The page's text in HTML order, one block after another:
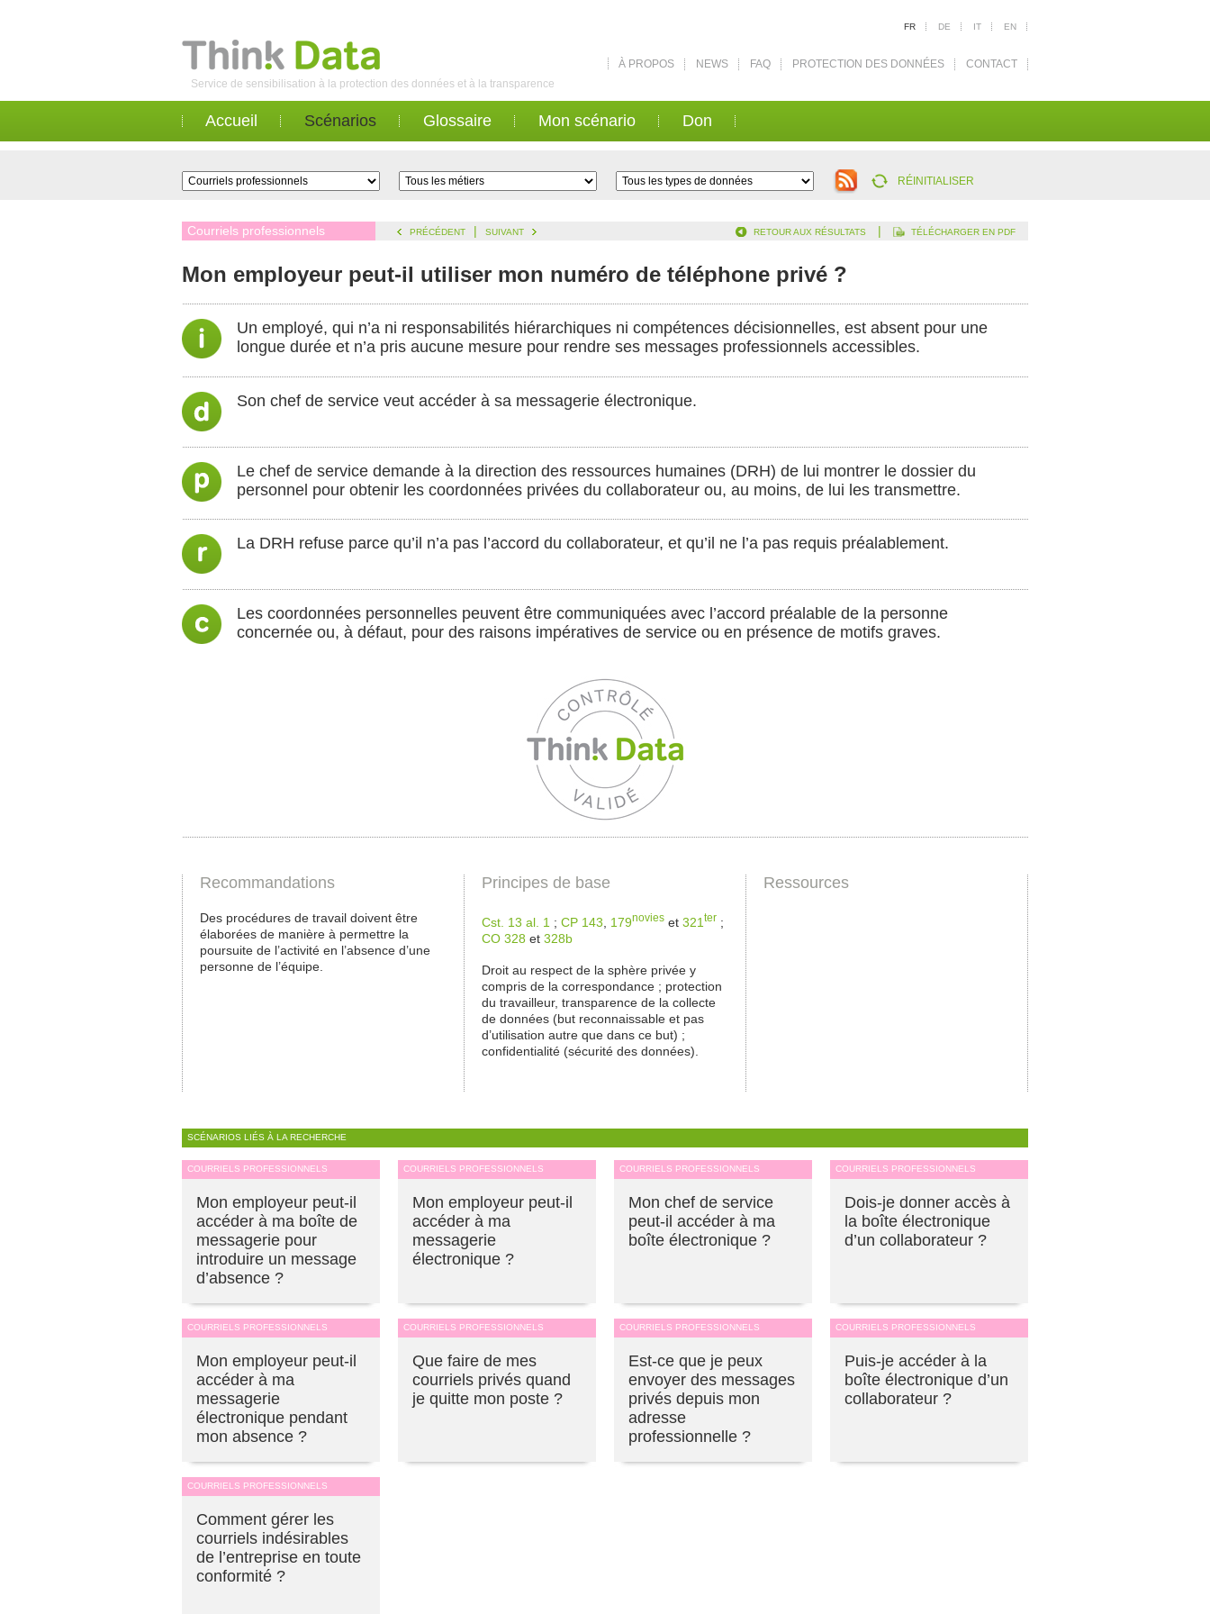
Service de sensibilisation à la protection des données et à la transparence
FR DE IT EN
À PROPOS NEWS FAQ PROTECTION DES DONNÉES CONTACT
Accueil Scénarios Glossaire Mon scénario Don
RÉINITIALISER
Courriels professionnels PRÉCÉDENT | SUIVANT RETOUR AUX RÉSULTATS | TÉLÉCHARGER EN PDF
Mon employeur peut-il utiliser mon numéro de téléphone privé ?
Un employé, qui n’a ni responsabilités hiérarchiques ni compétences décisionnelles, est absent pour une
longue durée et n’a pris aucune mesure pour rendre ses messages professionnels accessibles.
Son chef de service veut accéder à sa messagerie électronique.
Le chef de service demande à la direction des ressources humaines (DRH) de lui montrer le dossier du
personnel pour obtenir les coordonnées privées du collaborateur ou, au moins, de lui les transmettre.
La DRH refuse parce qu’il n’a pas l’accord du collaborateur, et qu’il ne l’a pas requis préalablement.
Les coordonnées personnelles peuvent être communiquées avec l’accord préalable de la personne
concernée ou, à défaut, pour des raisons impératives de service ou en présence de motifs graves.
Recommandations
Des procédures de travail doivent être
élaborées de manière à permettre la
poursuite de l’activité en l’absence d’une
personne de l’équipe.
Principes de base
Cst. 13 al. 1 ; CP 143 179novies et 321 ter ;
CO 328 et 328b
Droit au respect de la sphère privée y
compris de la correspondance ; protection
du travailleur, transparence de la collecte
de données (but reconnaissable et pas
d’utilisation autre que dans ce but) ;
confidentialité (sécurité des données).
Ressources
SCÉNARIOS LIÉS À LA RECHERCHE
COURRIELS PROFESSIONNELS
Mon employeur peut-il
accéder à ma boîte de
messagerie pour
introduire un message
d’absence ?
COURRIELS PROFESSIONNELS
Mon employeur peut-il
accéder à ma
messagerie
électronique ?
COURRIELS PROFESSIONNELS
Mon chef de service
peut-il accéder à ma
boîte électronique ?
COURRIELS PROFESSIONNELS
Dois-je donner accès à
la boîte électronique
d’un collaborateur ?
COURRIELS PROFESSIONNELS
Mon employeur peut-il
accéder à ma
messagerie
électronique pendant
mon absence ?
COURRIELS PROFESSIONNELS
Que faire de mes
courriels privés quand
je quitte mon poste ?
COURRIELS PROFESSIONNELS
Est-ce que je peux
envoyer des messages
privés depuis mon
adresse
professionnelle ?
COURRIELS PROFESSIONNELS
Puis-je accéder à la
boîte électronique d’un
collaborateur ?
COURRIELS PROFESSIONNELS
Comment gérer les
courriels indésirables
de l’entreprise en toute
conformité ?